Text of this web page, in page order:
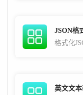
JSON格
格式化
英文文